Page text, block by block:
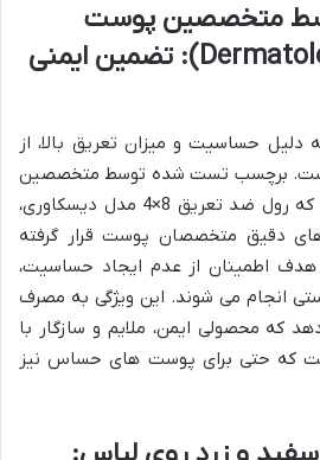
متخصصین پوست
(Dermatologically Tested): تضمین ایمنی
حساسیت و میزان تعریق بالا، از
است. برچسب تست شده توسط متخصصین
پوست به این معنی است که رول ضد تعریق 8×4 مدل دیسکاوری،
دقیق متخصصان پوست قرار گرفته
اطمینان از عدم ایجاد حساسیت،
انجام می شوند. این ویژگی به مصرف
که محصولی ایمن، ملایم و سازگار با
که حتی برای پوست های حساس نیز